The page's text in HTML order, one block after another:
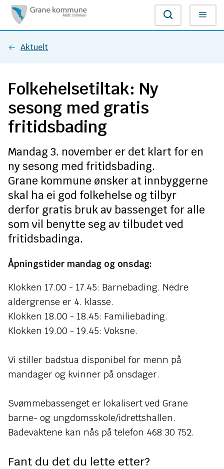
r
n
e
k
o
m
m
u
n
Søk Meny
Du
her:
Aktuelt
Folkehelsetiltak: Ny
sesong med gratis
fritidsbading
Mandag 3. november er det klart for en
ny sesong med fritidsbading.
Grane kommune ønsker at innbyggerne
skal ha ei god folkehelse og tilbyr
derfor gratis bruk av bassenget for alle
som vil benytte seg av tilbudet ved
fritidsbadinga.
Åpningstider mandag og onsdag:
Klokken 17.00 - 17.45: Barnebading. Nedre
aldergrense er 4. klasse.
Klokken 18.00 - 18.45: Familiebading.
Klokken 19.00 - 19.45: Voksne.
Vi stiller badstua disponibel for menn på
mandager og kvinner på onsdager.
Svømmebassenget er lokalisert ved Grane
barne- og ungdomsskole/idrettshallen.
Badevaktene kan nås på telefon 468 30 752.
Fant du det du lette etter?